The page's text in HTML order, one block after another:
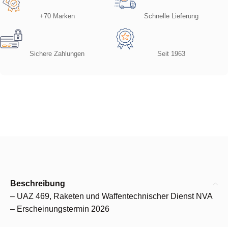
+70 Marken Schnelle Lieferung
Sichere Zahlungen Seit 1963
Beschreibung
– UAZ 469, Raketen und Waffentechnischer Dienst NVA
– Erscheinungstermin 2026